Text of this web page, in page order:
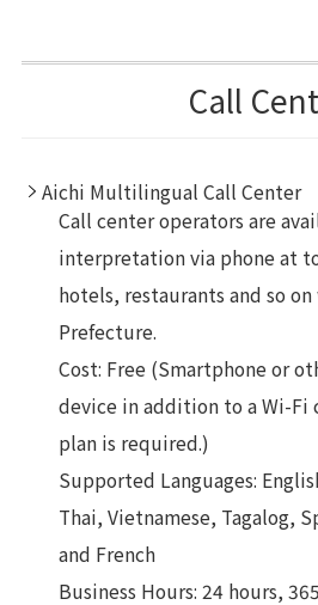
Call
Aichi Multilingual Call Center
Call center operators are
interpretation via phone at
hotels, restaurants and so
Prefecture.
Cost: Free (Smartphone or
device in addition to a Wi-Fi
plan is required.)
Supported Languages:
Thai, Vietnamese, Tagalog,
and French
Business Hours: 24 hours,